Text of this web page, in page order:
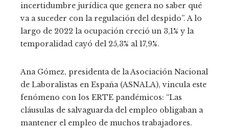
incertidumbre jurídica que genera no saber qué
va a suceder con la regulación del despido”. A lo
largo de 2022 la ocupación creció un 3,1% y la
temporalidad cayó del 25,3% al 17,9%.
Ana Gómez, presidenta de la Asociación Nacional
de Laboralistas en España (ASNALA), vincula este
fenómeno con los ERTE pandémicos: “Las
cláusulas de salvaguarda del empleo obligaban a
mantener el empleo de muchos trabajadores.